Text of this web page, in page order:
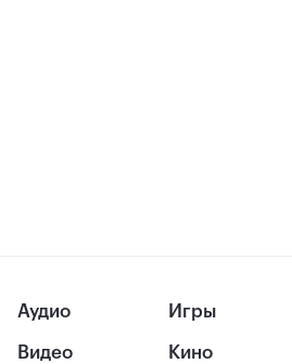
Аудио
Видео
Игры
Кино